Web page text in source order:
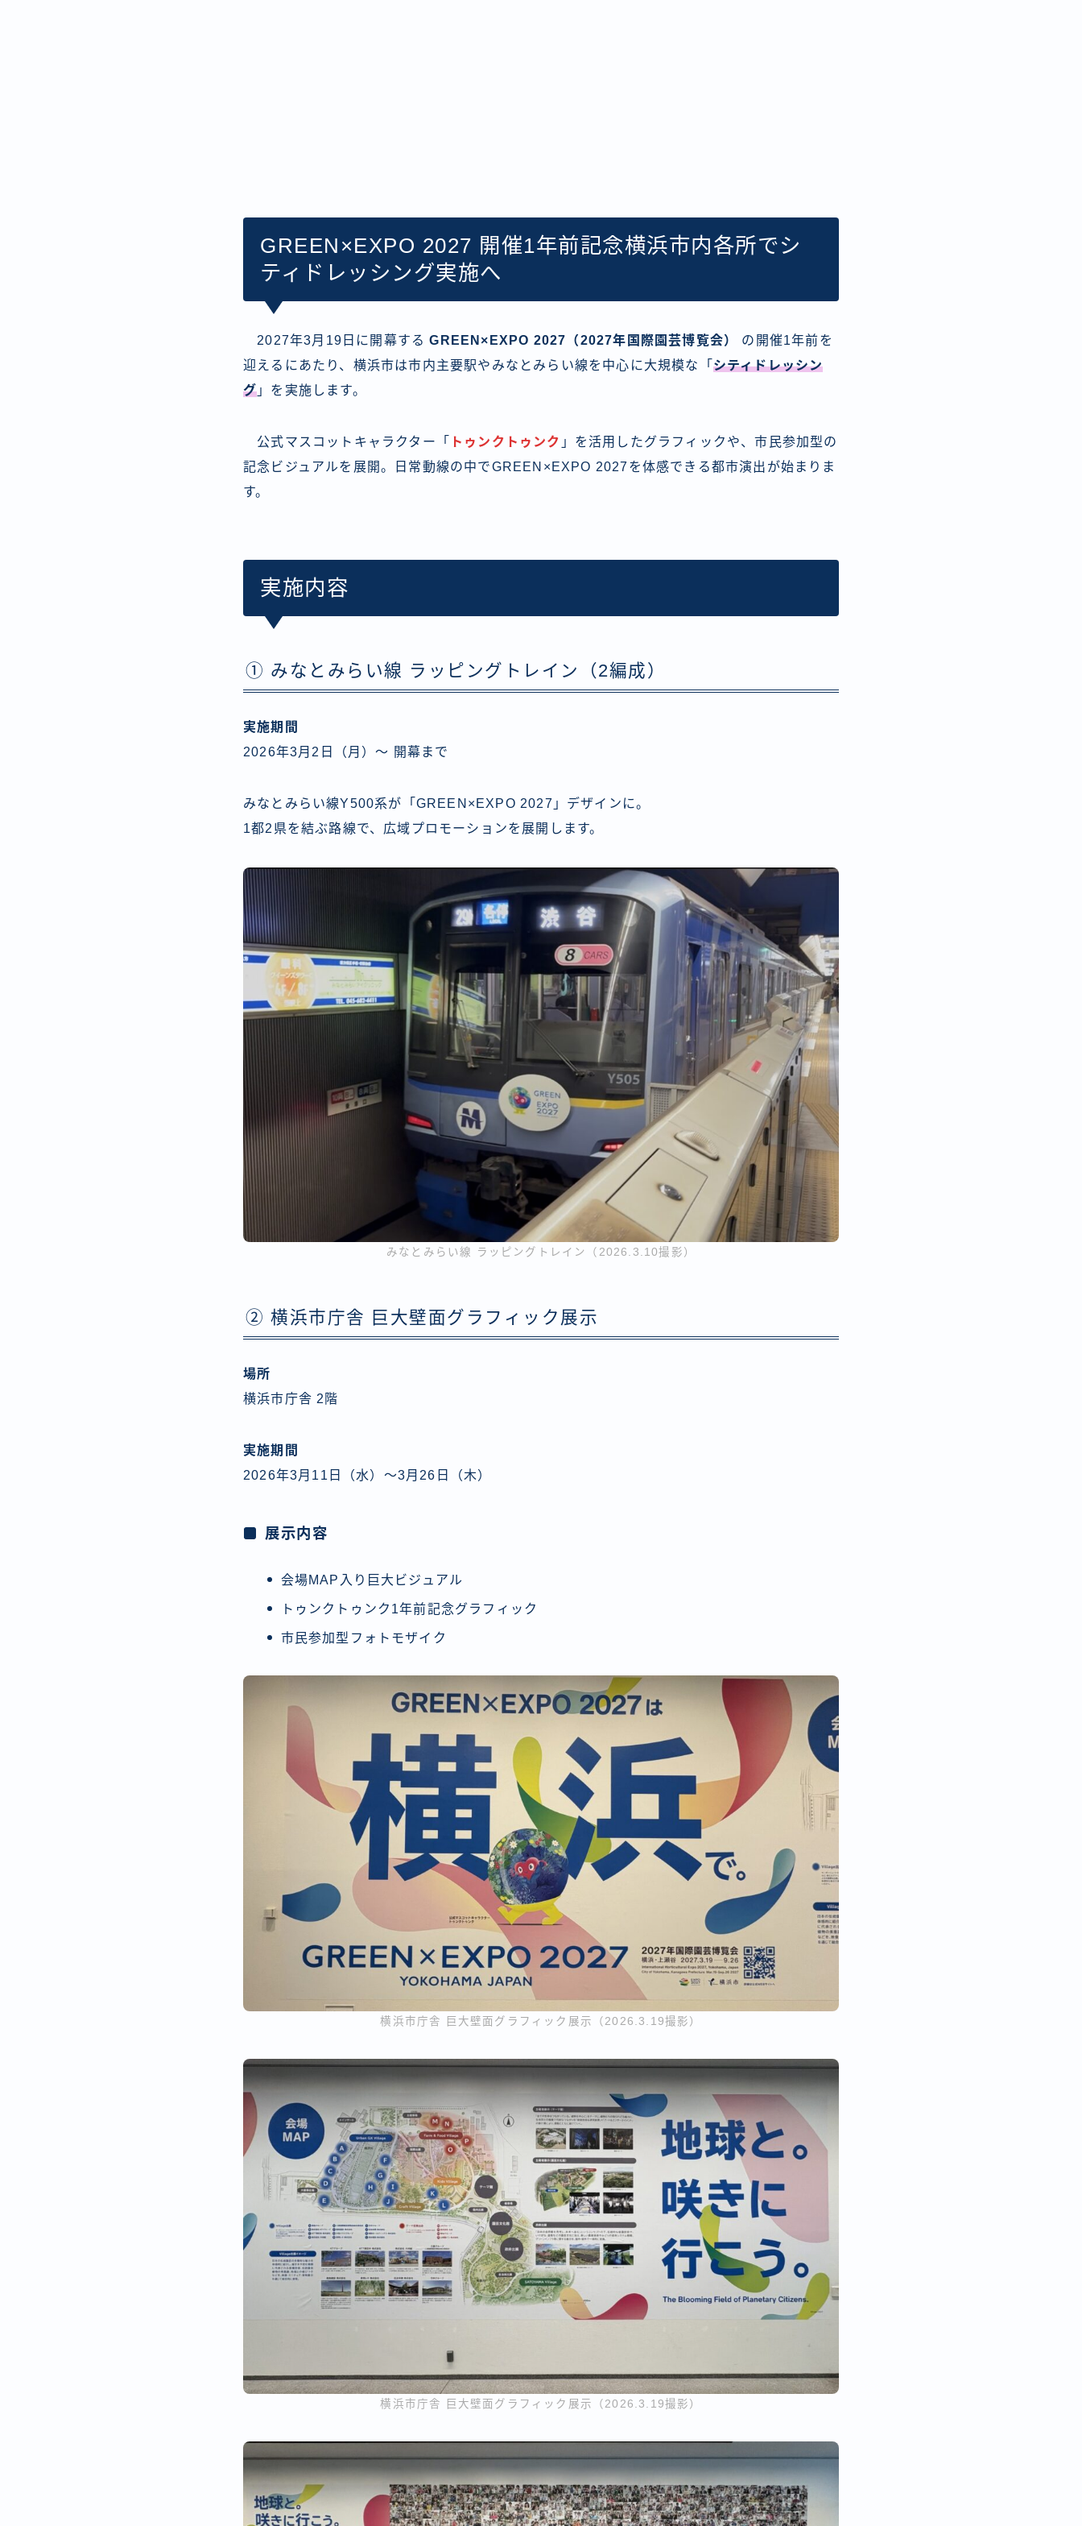
GREEN×EXPO 2027 開催1年前記念横浜市内各所でシ
ティドレッシング実施へ
2027年3月19日に開幕するGREEN×EXPO 2027（2027年国際園芸博覧会）
の開催1年前を
迎えるにあたり、横浜市は市内主要駅やみなとみらい線を中心に大規模な「 シティドレッシン
グ 」を実施します。
公式マスコットキャラクター「 トゥンクトゥンク 」を活用したグラフィックや、市民参加型の
記念ビジュアルを展開。日常動線の中でGREEN×EXPO 2027を体感できる都市演出が始まりま
す。
実施内容
① みなとみらい線 ラッピングトレイン（2編成）
実施期間
2026年3月2日（月）～ 開幕まで
みなとみらい線Y500系が「GREEN×EXPO 2027」デザインに。
1都2県を結ぶ路線で、広域プロモーションを展開します。
みなとみらい線 ラッピングトレイン（2026.3.10撮影）
② 横浜市庁舎 巨大壁面グラフィック展示
場所
横浜市庁舎 2階
実施期間
2026年3月11日（水）～3月26日（木）
展示内容
会場MAP入り巨大ビジュアル
トゥンクトゥンク1年前記念グラフィック
市民参加型フォトモザイク
横浜市庁舎 巨大壁面グラフィック展示（2026.3.19撮影）
横浜市庁舎 巨大壁面グラフィック展示（2026.3.19撮影）